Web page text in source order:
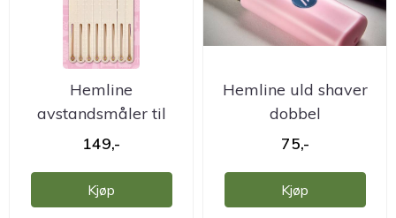
Hemline
avstandsmåler til
knapper
149,-
Kjøp
Hemline uld shaver
dobbel
75,-
Kjøp